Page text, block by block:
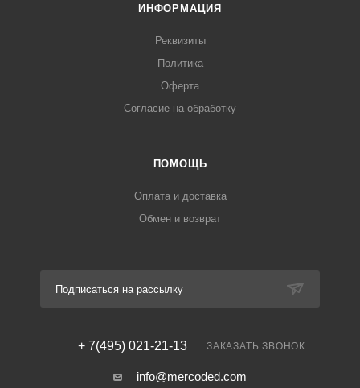
ИНФОРМАЦИЯ
Реквизиты
Политика
Оферта
Согласие на обработку
ПОМОЩЬ
Оплата и доставка
Обмен и возврат
Подписаться на рассылку
+ 7(495) 021-21-13 ЗАКАЗАТЬ ЗВОНОК
info@mercoded.com